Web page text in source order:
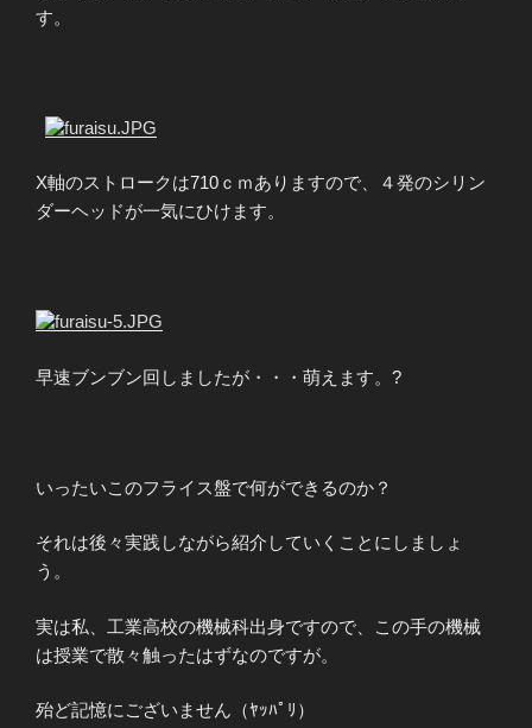
す。
X軸のストロークは710ｃｍありますので、４発のシリン
ダーヘッドが一気にひけます。
早速ブンブン回しましたが・・・萌えます。?
いったいこのフライス盤で何ができるのか？
それは後々実践しながら紹介していくことにしましょ
う。
実は私、工業高校の機械科出身ですので、この手の機械
は授業で散々触ったはずなのですが。
殆ど記憶にございません（ﾔｯﾊﾟﾘ）